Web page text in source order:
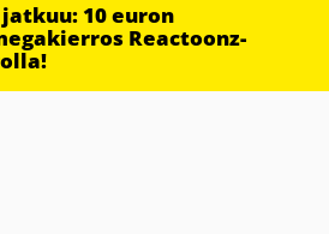
10 euron
Reactoonz-